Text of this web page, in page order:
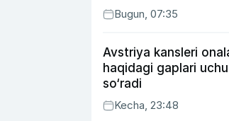
mudofaa vaziri
Bugun, 07:35
Avstriya kansleri
haqidagi gaplari
so‘radi
Kecha, 23:48